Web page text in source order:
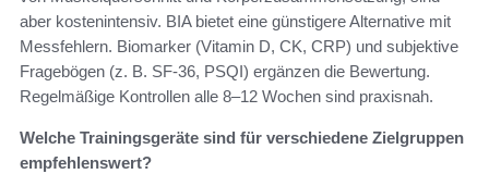
aber kostenintensiv. BIA bietet eine günstigere Alternative mit
Messfehlern. Biomarker (Vitamin D, CK, CRP) und subjektive
Fragebögen (z. B. SF-36, PSQI) ergänzen die Bewertung.
Regelmäßige Kontrollen alle 8–12 Wochen sind praxisnah.
Welche Trainingsgeräte sind für verschiedene Zielgruppen
empfehlenswert?